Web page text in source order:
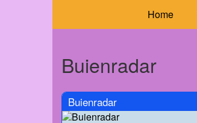
Home
Buienradar
Buienradar